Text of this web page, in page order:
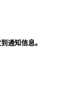
通知信息。